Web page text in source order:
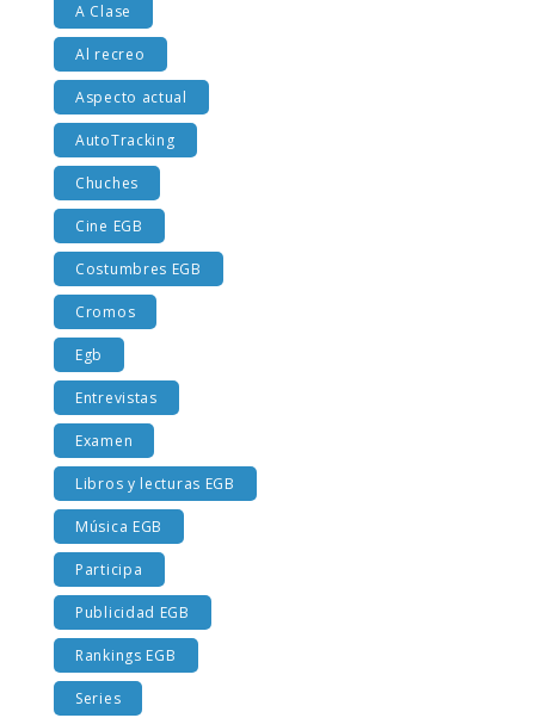
A Clase
Al recreo
Aspecto actual
AutoTracking
Chuches
Cine EGB
Costumbres EGB
Cromos
Egb
Entrevistas
Examen
Libros y lecturas EGB
Música EGB
Participa
Publicidad EGB
Rankings EGB
Series